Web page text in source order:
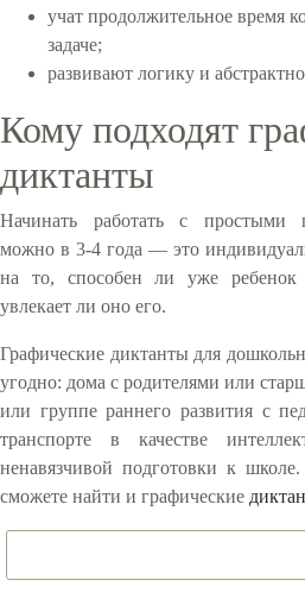
учат продолжительное время
задаче;
развивают логику и
Кому подходят
диктанты
Начинать работать с простыми
можно в 3-4 года — это
на то, способен ли уже ребенок
увлекает ли оно его.
Графические диктанты для
угодно: дома с родителями или
или группе раннего развития с
транспорте в качестве
ненавязчивой подготовки к
сможете найти и графические